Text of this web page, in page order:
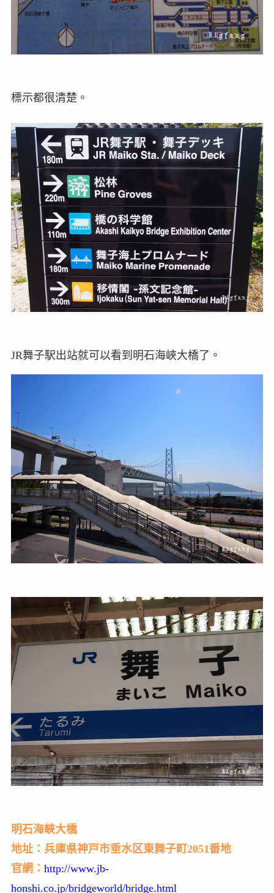
標示都很清楚。
JR舞子駅出站就可以看到明石海峽大橋了。
明石海峽大橋
地址：兵庫県神戸市垂水区東舞子町2051番地
官網： http://www.jb-
honshi.co.jp/bridgeworld/bridge.html